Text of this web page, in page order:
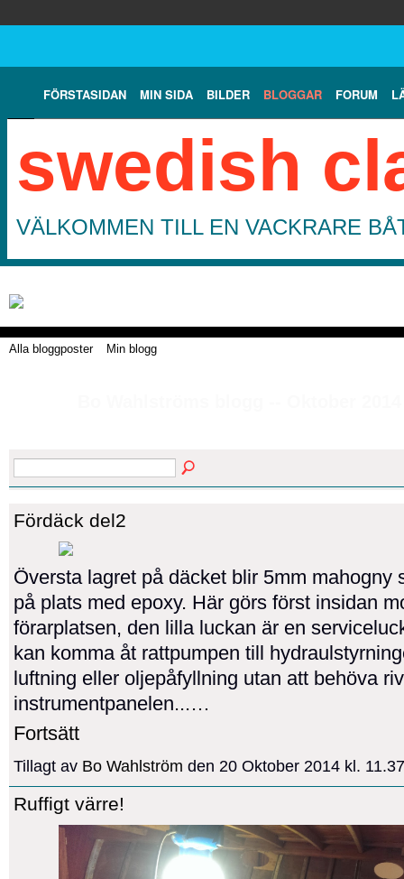
FÖRSTASIDAN MIN SIDA BILDER BLOGGAR FORUM
swedish
VÄLKOMMEN TILL EN VACKRARE
Alla bloggposter Min blogg
Fördäck del2
Översta lagret på däcket blir 5mm mahogny
på plats med epoxy. Här görs först insidan
förarplatsen, den lilla luckan är en
kan komma åt rattpumpen till
luftning eller oljepåfyllning utan att behöva
instrumentpanelen...…
Fortsätt
Tillagt av Bo Wahlström den 20 Oktober 2014 kl.
Ruffigt värre!